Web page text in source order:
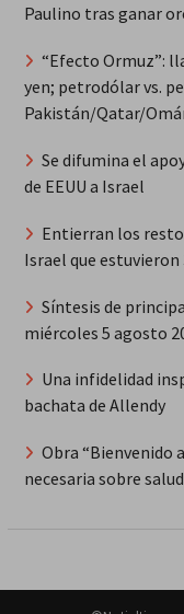
Paulino tras ganar
“Efecto Ormuz”:
yen; petrodólar vs.
Pakistán/Qatar/
Se difumina el
de EEUU a Israel
Entierran los
Israel que
Síntesis de
miércoles 5 agosto
Una infidelidad
bachata de Allendy
Obra “Bienvenido
necesaria sobre